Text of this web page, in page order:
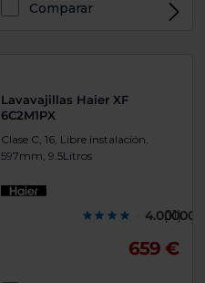
Comparar
Lavavajillas Haier XF
6C2M1PX
Clase C, 16, Libre instalación,
597mm, 9.5Litros
(11)
659 €